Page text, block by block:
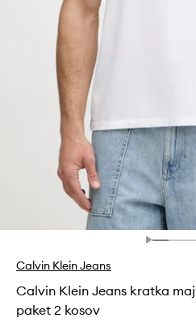
Calvin Klein Jeans
Calvin Klein Jeans kratka
paket 2 kosov